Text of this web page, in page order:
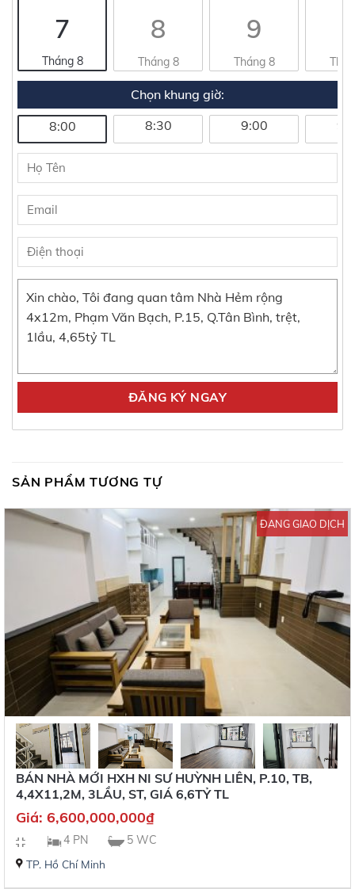
7
Tháng 8
8
Tháng 8
9
Tháng 8
Chọn khung giờ:
8:00
8:30 9:00
SẢN PHẨM TƯƠNG TỰ
ĐANG GIAO DỊCH
BÁN NHÀ MỚI HXH NI SƯ HUỲNH LIÊN, P.10, TB,
4,4X11,2M, 3LẦU, ST, GIÁ 6,6TỶ TL
Giá: 6,600,000,000₫
4 PN 5 WC
TP. Hồ Chí Minh